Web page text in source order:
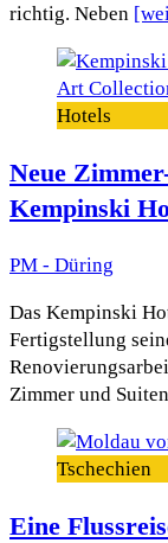
richtig. Neben
Hotels
Neue
Kempinski
PM - Düring
Das Kempinski
Fertigstellung
Zimmer und
Tschechien
Eine